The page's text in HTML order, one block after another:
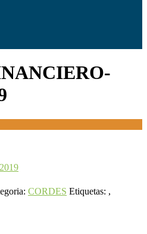
CORDES Etiquetas: ,